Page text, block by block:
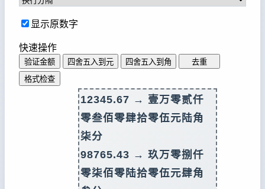
显示原数字
快速操作
验证金额 四舍五入到元 四舍五入到角
去重
格式检查